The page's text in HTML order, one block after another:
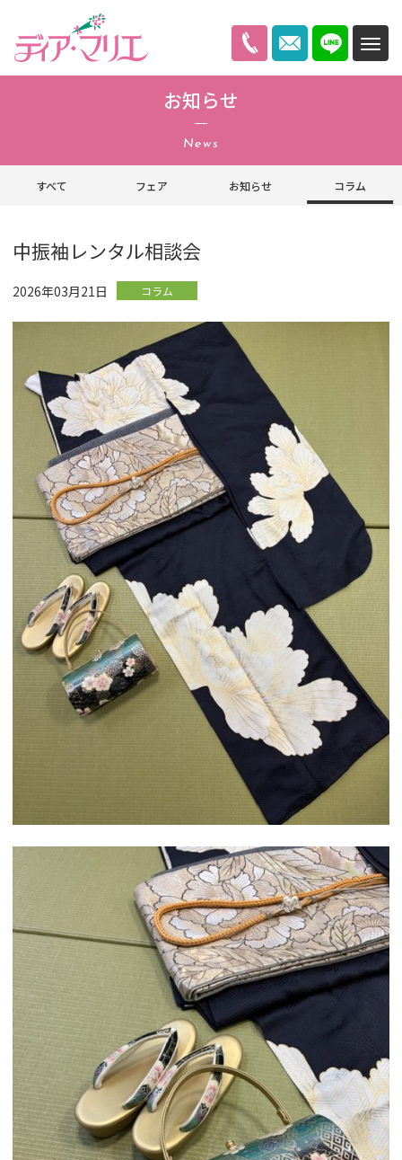
ディアマリエ
お知らせ
News
すべて フェア お知らせ コラム
中振袖レンタル相談会
2026年03月21日 コラム